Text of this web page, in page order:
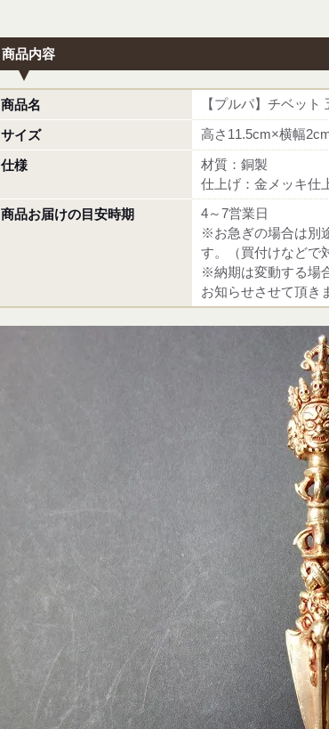
商品内容
商品名 【プルパ】チベット
サイズ 高さ11.5cm×横幅
仕様
材質：銅製
仕上げ：金メッキ仕
商品お届けの目安時期
4～7営業日
※お急ぎの場合は別
す。（買付けなどで
※納期は変動する場
お知らせさせて頂き